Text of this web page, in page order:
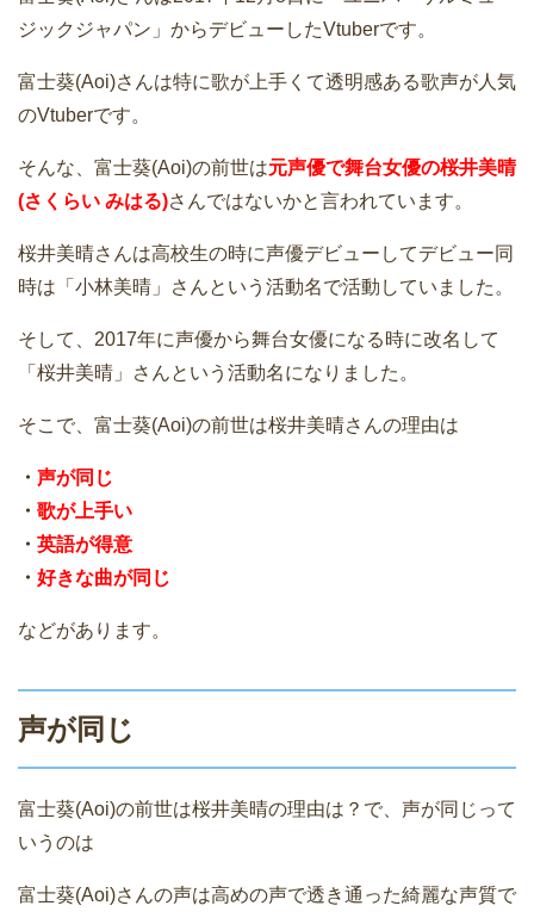
ジックジャパン」からデビューしたVtuberです。
富士葵(Aoi)さんは特に歌が上手くて透明感ある歌声が人気
のVtuberです。
そんな、富士葵(Aoi)の前世は元声優で舞台女優の桜井美晴
(さくらい みはる)さんではないかと言われています。
桜井美晴さんは高校生の時に声優デビューしてデビュー同
時は「小林美晴」さんという活動名で活動していました。
そして、2017年に声優から舞台女優になる時に改名して
「桜井美晴」さんという活動名になりました。
そこで、富士葵(Aoi)の前世は桜井美晴さんの理由は
・ 声が同じ
・ 歌が上手い
・ 英語が得意
・ 好きな曲が同じ
などがあります。
声が同じ
富士葵(Aoi)の前世は桜井美晴の理由は？で、声が同じって
いうのは
富士葵(Aoi)さんの声は高めの声で透き通った綺麗な声質で